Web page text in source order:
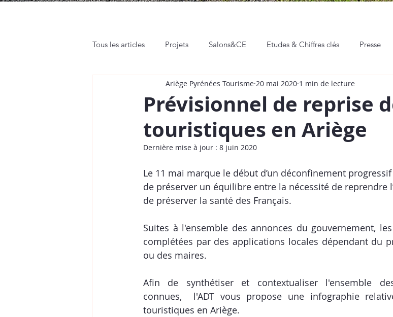
Tous les articles Projets Salons&CE Etudes & Chiffres clés Presse
Rendez-vous pro Web et Réseaux sociaux Communication & Marketing
Place de Marché Hackathon Événements Vie de l'ADT
Prévisionnel de reprise
touristiques en Ariège​
Ariège Pyrénées Tourisme 20 mai 2020 1 min de lecture
Dernière mise à jour : 8 juin 2020
Le 11 mai marque le début d’un déconfinement
de préserver un équilibre entre la nécessité de reprendre
de préserver la santé des Français. ​
Suites à l'ensemble des annonces du gouvernement,
complétées par des applications locales dépendant du
ou des maires.
Afin de synthétiser et contextualiser l'ensemble
connues,  l'ADT vous propose une infographie
touristiques en Ariège.